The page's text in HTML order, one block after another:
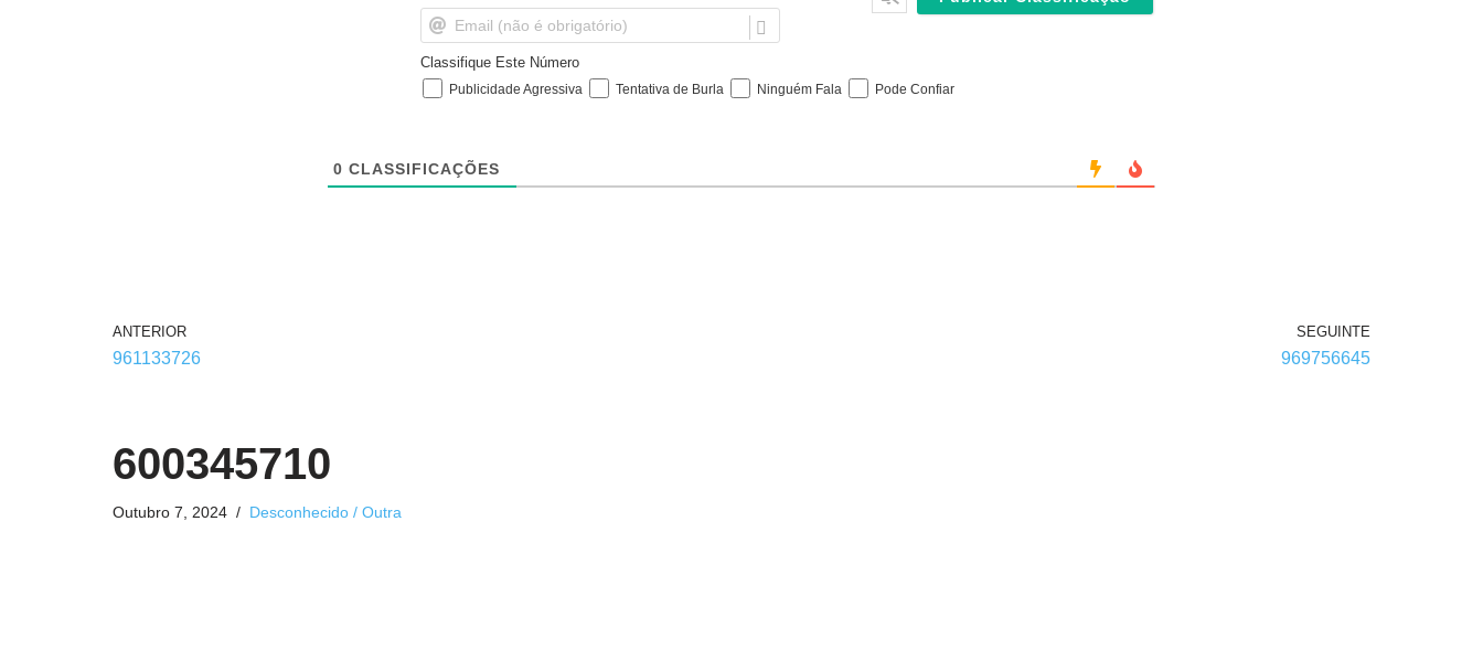
m
l
Classifique Este Número
Publicidade Agressiva Tentativa de Burla Ninguém Fala Pode Confiar
0 CLASSIFICAÇÕES
ANTERIOR
961133726
SEGUINTE
969756645
600345710
Outubro 7, 2024 Desconhecido / Outra